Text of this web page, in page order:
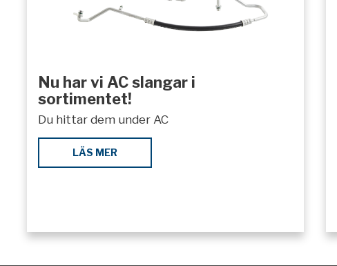
Nu har vi AC slangar i
sortimentet!
Du hittar dem under AC
LÄS MER